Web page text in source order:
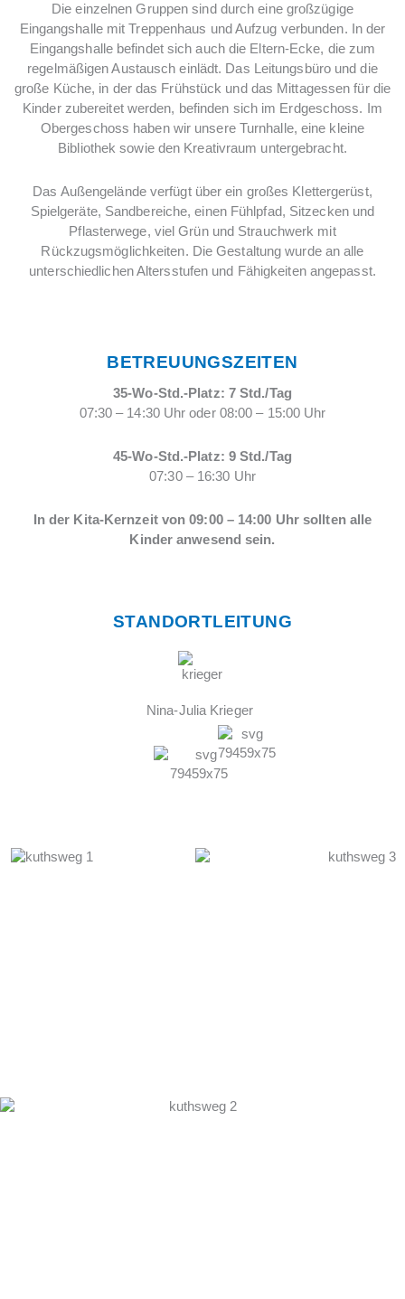
Die einzelnen Gruppen sind durch eine großzügige
Eingangshalle mit Treppenhaus und Aufzug verbunden. In der
Eingangshalle befindet sich auch die Eltern-Ecke, die zum
regelmäßigen Austausch einlädt. Das Leitungsbüro und die
große Küche, in der das Frühstück und das Mittagessen für die
Kinder zubereitet werden, befinden sich im Erdgeschoss. Im
Obergeschoss haben wir unsere Turnhalle, eine kleine
Bibliothek sowie den Kreativraum untergebracht.
Das Außengelände verfügt über ein großes Klettergerüst,
Spielgeräte, Sandbereiche, einen Fühlpfad, Sitzecken und
Pflasterwege, viel Grün und Strauchwerk mit
Rückzugsmöglichkeiten. Die Gestaltung wurde an alle
unterschiedlichen Altersstufen und Fähigkeiten angepasst.
BETREUUNGSZEITEN
35-Wo-Std.-Platz: 7 Std./Tag
07:30 – 14:30 Uhr oder 08:00 – 15:00 Uhr
45-Wo-Std.-Platz: 9 Std./Tag
07:30 – 16:30 Uhr
In der Kita-Kernzeit von 09:00 – 14:00 Uhr sollten alle
Kinder anwesend sein.
STANDORTLEITUNG
Nina-Julia Krieger